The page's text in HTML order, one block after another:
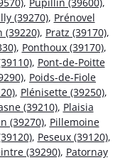
(39270), Prénovel
(39220), Pratz (39170),
, Ponthoux (39170),
, Pont-de-Poitte
, Poids-de-Fiole
, Plénisette (39250),
(39210), Plaisia
(39270), Pillemoine
, Peseux (39120),
(39290), Patornay